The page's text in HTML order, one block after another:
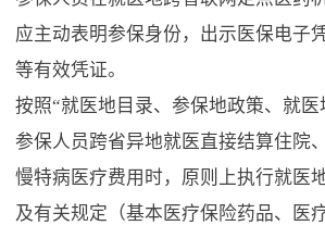
应主动表明参保身份，出示医保电子
等有效凭证。
按照“就医地目录、参保地政策、就医
参保人员跨省异地就医直接结算住院
慢特病医疗费用时，原则上执行就医
及有关规定（基本医疗保险药品、医